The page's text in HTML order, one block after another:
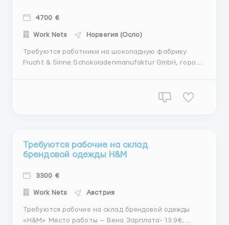
4700 €
Work Nets Норвегия (Осло)
Требуются работники на шоколадную фабрику
Frucht & Sinne Schokoladenmanufaktur GmbH, город
Требуются рабочие на склад
брендовой одежды H&M
3300 €
Work Nets Австрия
Требуются рабочие на склад брендовой одежды
«H&M» Место работы — Вена Зарплата- 13.9€,